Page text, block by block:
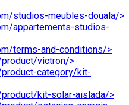
studios-meubles-douala/>
appartements-studios-
terms-and-conditions/>
victron/>
category/kit-
kit-solar-aislada/>